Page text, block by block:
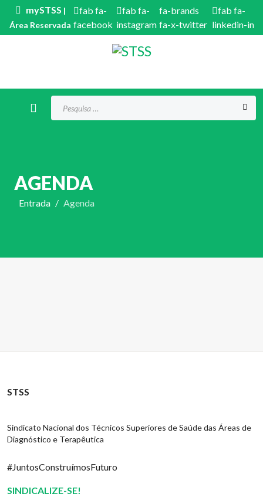
mySTSS |
Área Reservada
fab fa-
facebook
fab fa-
instagram
fa-brands
fa-x-twitter
fab fa-
linkedin-in
AGENDA
Entrada Agenda
STSS
Sindicato Nacional dos Técnicos Superiores de Saúde das Áreas de
Diagnóstico e Terapêutica
#JuntosConstruímosFuturo
SINDICALIZE-SE!